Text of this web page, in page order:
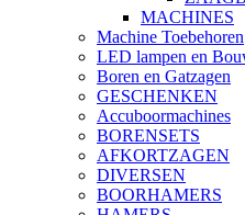
MACHINES
Machine Toebehoren
LED lampen en
Boren en Gatzagen
GESCHENKEN
Accuboormachines
BORENSETS
AFKORTZAGEN
DIVERSEN
BOORHAMERS